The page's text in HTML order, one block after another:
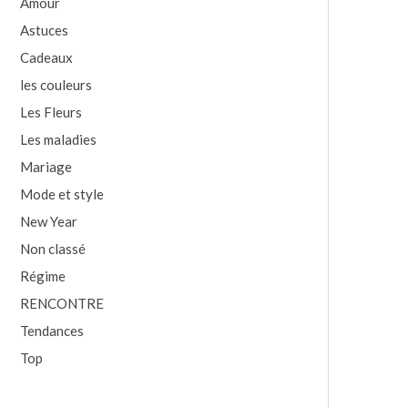
Astuces
Cadeaux
les couleurs
Les Fleurs
Les maladies
Mariage
Mode et style
New Year
Non classé
Régime
RENCONTRE
Tendances
Top